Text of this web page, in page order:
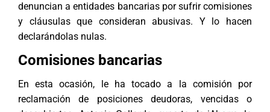
denuncian a entidades bancarias por sufrir comisiones
y cláusulas que consideran abusivas. Y lo hacen
declarándolas nulas.
Comisiones bancarias
En esta ocasión, le ha tocado a la comisión por
reclamación de posiciones deudoras, vencidas o